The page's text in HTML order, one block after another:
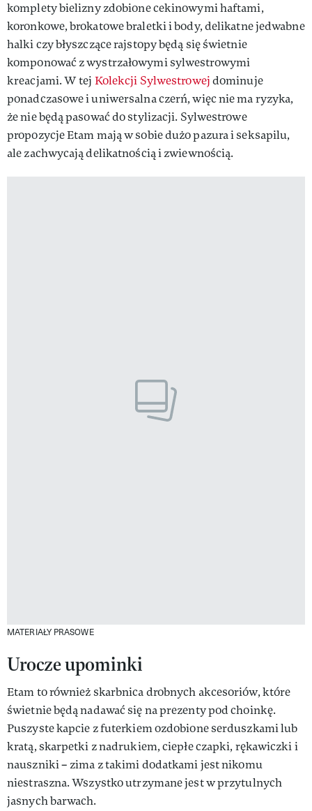
komplety bielizny zdobione cekinowymi haftami,
koronkowe, brokatowe braletki i body, delikatne jedwabne
halki czy błyszczące rajstopy będą się świetnie
komponować z wystrzałowymi sylwestrowymi
kreacjami. W tej Kolekcji Sylwestrowejdominuje
ponadczasowe i uniwersalna czerń, więc nie ma ryzyka,
że nie będą pasować do stylizacji. Sylwestrowe
propozycje Etam mają w sobie dużo pazura i seksapilu,
ale zachwycają delikatnością i zwiewnością.
MATERIAŁY PRASOWE
Urocze upominki
Etam to również skarbnica drobnych akcesoriów, które
świetnie będą nadawać się na prezenty pod choinkę.
Puszyste kapcie z futerkiem ozdobione serduszkami lub
kratą, skarpetki z nadrukiem, ciepłe czapki, rękawiczki i
nauszniki – zima z takimi dodatkami jest nikomu
niestraszna. Wszystko utrzymane jest w przytulnych
jasnych barwach.